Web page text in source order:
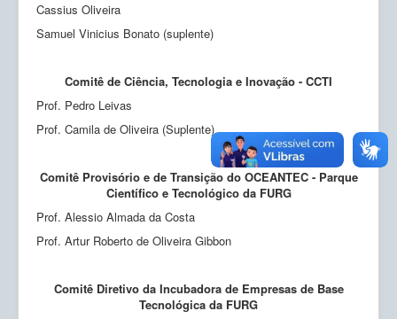
Cassius Oliveira
Samuel Vinicius Bonato (suplente)
Comitê de Ciência, Tecnologia e Inovação - CCTI
Prof. Pedro Leivas
Prof. Camila de Oliveira (Suplente)
Comitê Provisório e de Transição do OCEANTEC - Parque
Científico e Tecnológico da FURG
Prof. Alessio Almada da Costa
Prof. Artur Roberto de Oliveira Gibbon
Comitê Diretivo da Incubadora de Empresas de Base
Tecnológica da FURG